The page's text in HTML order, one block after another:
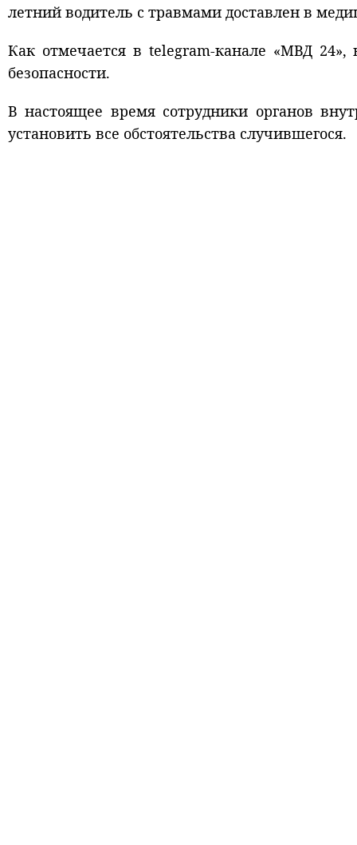
летний водитель с травмами доставлен в
Как отмечается в telegram-канале «МВД
безопасности.
В настоящее время сотрудники органов
установить все обстоятельства случившегося.